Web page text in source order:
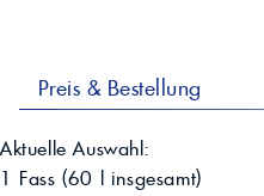
Preis & Bestellung
Aktuelle Auswahl:
1 Fass (60 l insgesamt)